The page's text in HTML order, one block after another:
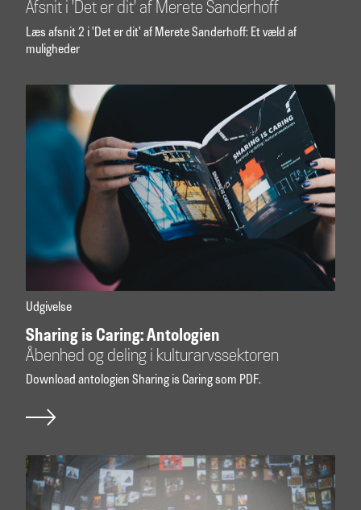
Afsnit i 'Det er dit' af Merete Sanderhoff
Læs afsnit 2 i 'Det er dit' af Merete Sanderhoff: Et væld af
muligheder
Udgivelse
Sharing is Caring: Antologien
Åbenhed og deling i kulturarvssektoren
Download antologien Sharing is Caring som PDF.